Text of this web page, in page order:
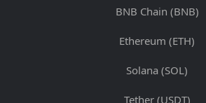
BNB Chain (BNB)
Ethereum (ETH)
Solana (SOL)
Tether (USDT)